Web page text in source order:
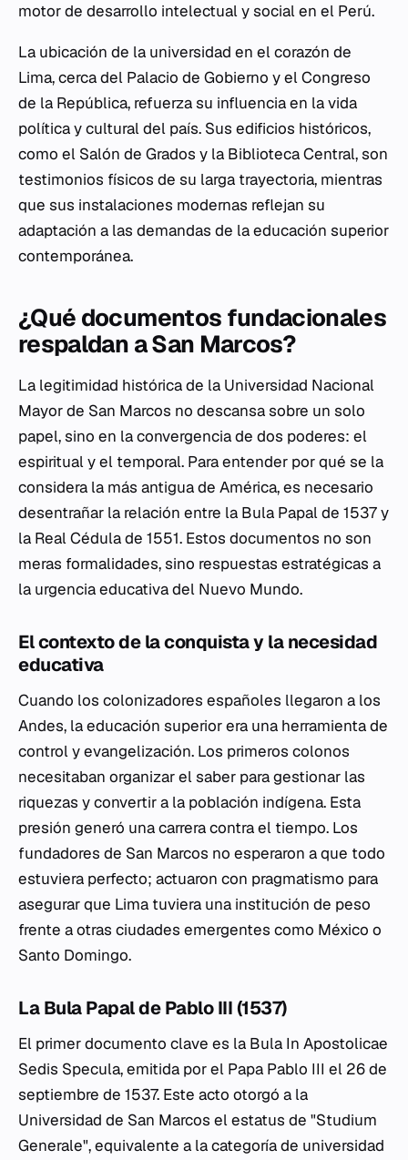
motor de desarrollo intelectual y social en el Perú.
La ubicación de la universidad en el corazón de
Lima, cerca del Palacio de Gobierno y el Congreso
de la República, refuerza su influencia en la vida
política y cultural del país. Sus edificios históricos,
como el Salón de Grados y la Biblioteca Central, son
testimonios físicos de su larga trayectoria, mientras
que sus instalaciones modernas reflejan su
adaptación a las demandas de la educación superior
contemporánea.
¿Qué documentos fundacionales
respaldan a San Marcos?
La legitimidad histórica de la Universidad Nacional
Mayor de San Marcos no descansa sobre un solo
papel, sino en la convergencia de dos poderes: el
espiritual y el temporal. Para entender por qué se la
considera la más antigua de América, es necesario
desentrañar la relación entre la Bula Papal de 1537 y
la Real Cédula de 1551. Estos documentos no son
meras formalidades, sino respuestas estratégicas a
la urgencia educativa del Nuevo Mundo.
El contexto de la conquista y la necesidad
educativa
Cuando los colonizadores españoles llegaron a los
Andes, la educación superior era una herramienta de
control y evangelización. Los primeros colonos
necesitaban organizar el saber para gestionar las
riquezas y convertir a la población indígena. Esta
presión generó una carrera contra el tiempo. Los
fundadores de San Marcos no esperaron a que todo
estuviera perfecto; actuaron con pragmatismo para
asegurar que Lima tuviera una institución de peso
frente a otras ciudades emergentes como México o
Santo Domingo.
La Bula Papal de Pablo III (1537)
El primer documento clave es la Bula In Apostolicae
Sedis Specula, emitida por el Papa Pablo III el 26 de
septiembre de 1537. Este acto otorgó a la
Universidad de San Marcos el estatus de "Studium
Generale", equivalente a la categoría de universidad